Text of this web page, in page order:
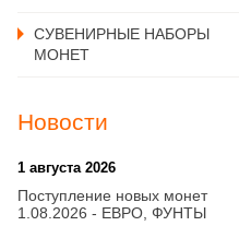
СУВЕНИРНЫЕ НАБОРЫ
МОНЕТ
Новости
1 августа 2026
Поступление новых монет
1.08.2026 - ЕВРО, ФУНТЫ